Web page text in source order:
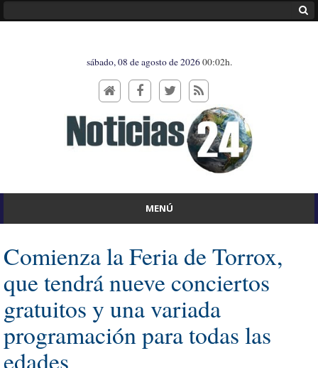
sábado, 08 de agosto de 202600:02h.
MENÚ
Comienza la Feria de Torrox,
que tendrá nueve conciertos
gratuitos y una variada
programación para todas las
edades